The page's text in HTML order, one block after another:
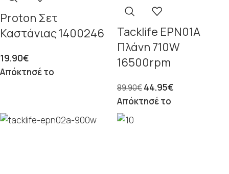
Proton Σετ
Καστάνιας 1400246
19.90€
Απόκτησέ το
Tacklife EPN01A
Πλάνη 710W
16500rpm
89.90€44.95€
Απόκτησέ το